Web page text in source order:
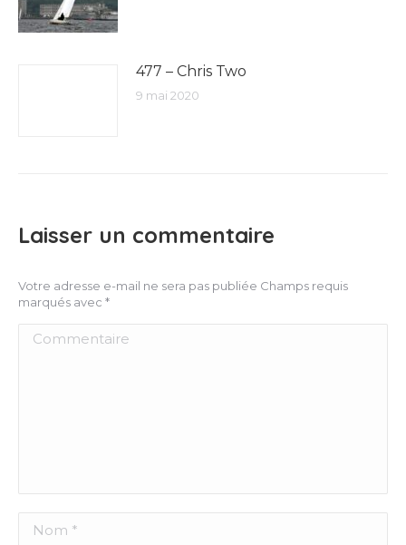
477 – Chris Two
9 mai 2020
Laisser un commentaire
Votre adresse e-mail ne sera pas publiée Champs requis
marqués avec *
Commentaire
Nom *